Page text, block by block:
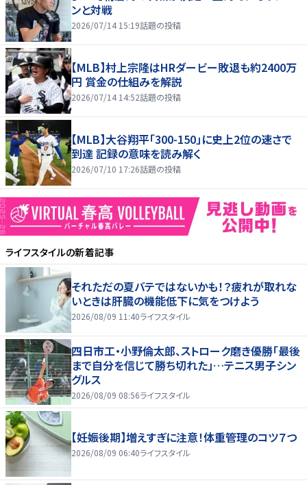
ンと対戦
2026/07/14 15:19話題の投稿
【MLB】村上宗隆はHRダービー敗退も約2400万
円 賞金の仕組みを解説
2026/07/14 14:52話題の投稿
【MLB】大谷翔平「300-150」に史上2位の速さで
到達 記録の意味を読み解く
2026/07/10 17:26話題の投稿
ライフスタイルの新着記事
それただの夏バテではないかも！？疲れが取れな
いときは肝臓の機能低下に気をつけよう
2026/08/09 11:40ライフスタイル
四日市工・小野倫太郎、ストローク磨き優勝「最後
まで自分を信じて勝ち切れた」…テニス男子シン
グルス
2026/08/09 08:56ライフスタイル
【妊娠後期】増えすぎに注意！体重管理のコツ７つ
2026/08/09 06:40ライフスタイル